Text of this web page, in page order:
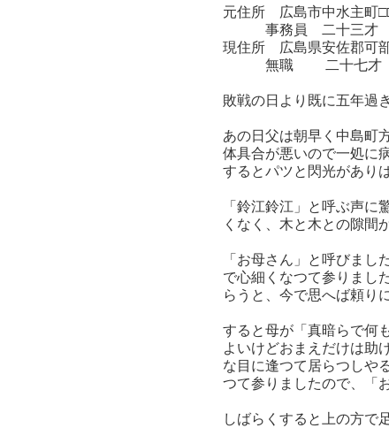
元住所 広島市中水主町
事務員 二十三才
現住所 広島県安佐郡可
無職 二十七才
敗戦の日より既に五年過
あの日父は朝早く中島町
体具合が悪いので一処に
するとパツと閃光があり
「鈴江鈴江」と呼ぶ声
くなく、木と木との隙間
「お母さん」と呼びま
で心細くなつて参りまし
らうと、今で思へば頼り
すると母が「真暗らで何
よいけどおまえだけは助
な目に逢つて居らつしや
つて参りましたので、「
しばらくすると上の方で